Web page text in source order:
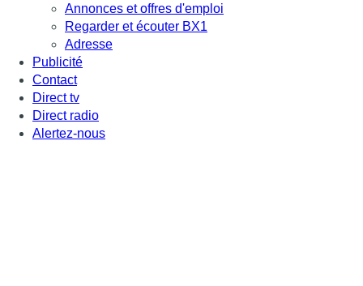
Annonces et offres d'emploi
Regarder et écouter BX1
Adresse
Publicité
Contact
Direct tv
Direct radio
Alertez-nous